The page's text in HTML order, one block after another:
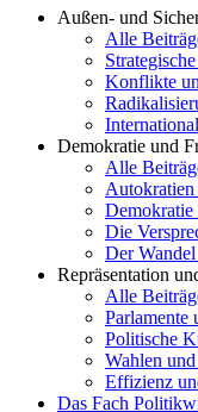
Außen- und
Alle
Konflikte
Demokratie und
Alle
Autokratien
Demokratie
Die
Der
Repräsentation
Alle
Parlamente
Politische
Wahlen
Effizienz
Das Fach